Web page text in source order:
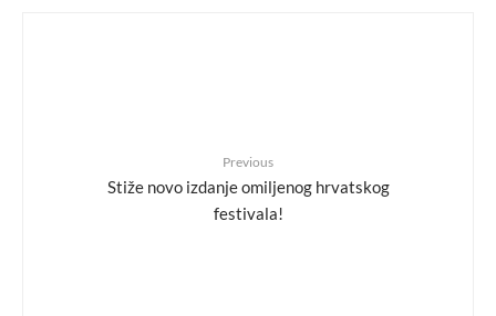
Previous
Stiže novo izdanje omiljenog hrvatskog
festivala!